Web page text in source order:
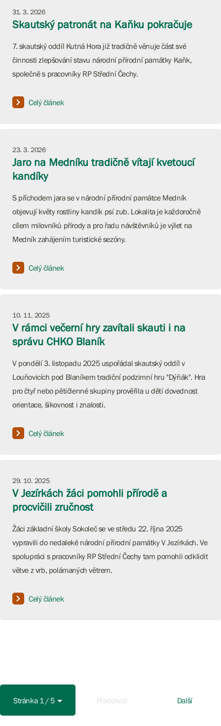
31. 3. 2026
Skautský patronát na Kaňku pokračuje
7. skautský oddíl Kutná Hora již tradičně věnuje část své
činnosti zlepšování stavu národní přírodní památky Kaňk,
společně s pracovníky RP Střední Čechy.
Celý článek
23. 3. 2026
Jaro na Medníku tradičně vítají kvetoucí
kandíky
S příchodem jara se v národní přírodní památce Medník
objevují květy rostliny kandík psí zub. Lokalita je každoročně
cílem milovníků přírody a pro řadu návštěvníků je výlet na
Medník zahájením turistické sezóny.
Celý článek
10. 11. 2025
V rámci večerní hry zavítali skauti i na
správu CHKO Blaník
V pondělí 3. listopadu 2025 uspořádal skautský oddíl v
Louňovicích pod Blaníkem tradiční podzimní hru "Dýňák". Hra
pro čtyř nebo pětičlenné skupiny prověřila u dětí dovednost
orientace, šikovnost i znalosti.
Celý článek
29. 10. 2025
V Jezírkách žáci pomohli přírodě a
procvičili zručnost
Žáci základní školy Sokoleč se ve středu 22. října 2025
vypravili do nedaleké národní přírodní památky V Jezírkách. Ve
spolupráci s pracovníky RP Střední Čechy tam pomohli odklidit
větve z vrb, polámaných větrem.
Celý článek
Stránka 1 / 5 Předchozí Další